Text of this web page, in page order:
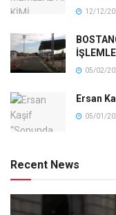
12/12/
05/02/
Ersan
05/01/
Recent News